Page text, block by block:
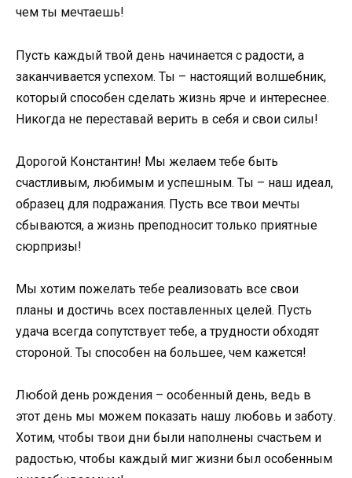
чем ты мечтаешь!
Пусть каждый твой день начинается с радости, а
заканчивается успехом. Ты – настоящий волшебник,
который способен сделать жизнь ярче и интереснее.
Никогда не переставай верить в себя и свои силы!
Дорогой Константин! Мы желаем тебе быть
счастливым, любимым и успешным. Ты – наш идеал,
образец для подражания. Пусть все твои мечты
сбываются, а жизнь преподносит только приятные
сюрпризы!
Мы хотим пожелать тебе реализовать все свои
планы и достичь всех поставленных целей. Пусть
удача всегда сопутствует тебе, а трудности обходят
стороной. Ты способен на большее, чем кажется!
Любой день рождения – особенный день, ведь в
этот день мы можем показать нашу любовь и заботу.
Хотим, чтобы твои дни были наполнены счастьем и
радостью, чтобы каждый миг жизни был особенным